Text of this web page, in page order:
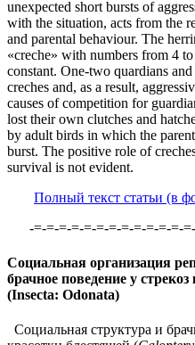
unexpected short bursts of
with the situation, acts from the
and parental behaviour. The
«creche» with numbers from 4
constant. One-two quardians
creches and, as a result,
causes of competition for
lost their own clutches and
by adult birds in which the
burst. The positive role of
survival is not evident.
Полный текст статьи (в
-=-=-=-=-=-=-=-=-=-=-=-=-
Социальная организация
брачное поведение у
(Insecta: Odonata)
Социальная структура и